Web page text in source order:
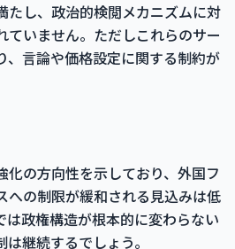
たし、政治的検閲メカニズムに対
ていません。ただしこれらのサー
、言論や価格設定に関する制約が
化の方向性を示しており、外国フ
への制限が緩和される見込みは低
は政権構造が根本的に変わらない
継続するでしょう。